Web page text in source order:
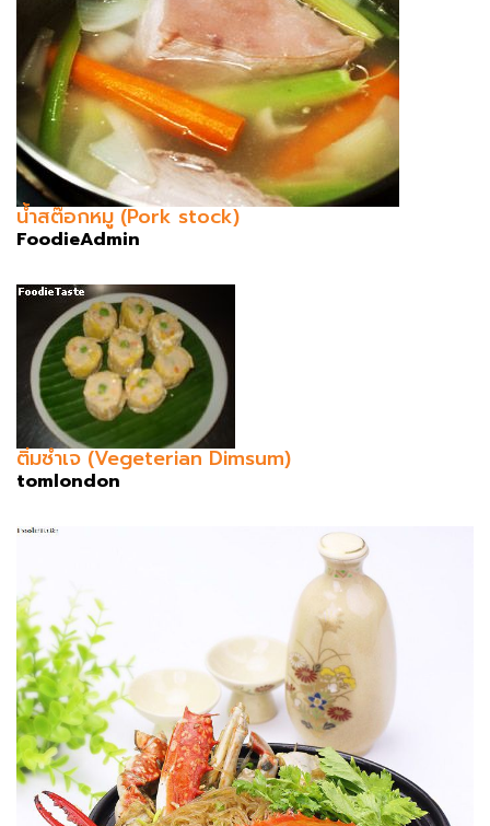
น้ำสต๊อกหมู (Pork stock)
FoodieAdmin
ติ่มซำเจ (Vegeterian Dimsum)
tomlondon